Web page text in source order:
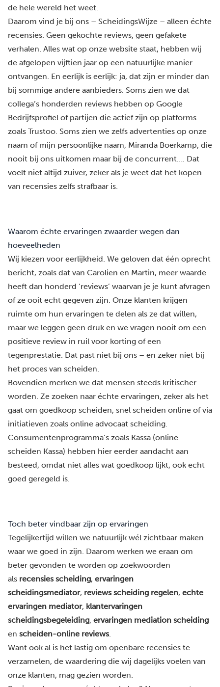
de hele wereld het weet.
Daarom vind je bij ons – ScheidingsWijze – alleen échte
recensies. Geen gekochte reviews, geen gefakete
verhalen. Alles wat op onze website staat, hebben wij
de afgelopen vijftien jaar op een natuurlijke manier
ontvangen. En eerlijk is eerlijk: ja, dat zijn er minder dan
bij sommige andere aanbieders. Soms zien we dat
collega’s honderden reviews hebben op Google
Bedrijfsprofiel of partijen die actief zijn op platforms
zoals Trustoo. Soms zien we zelfs advertenties op onze
naam of mijn persoonlijke naam, Miranda Boerkamp, die
nooit bij ons uitkomen maar bij de concurrent…. Dat
voelt niet altijd zuiver, zeker als je weet dat het kopen
van recensies zelfs strafbaar is.
Waarom échte ervaringen zwaarder wegen dan
hoeveelheden
Wij kiezen voor eerlijkheid. We geloven dat één oprecht
bericht, zoals dat van Carolien en Martin, meer waarde
heeft dan honderd ‘reviews’ waarvan je je kunt afvragen
of ze ooit echt gegeven zijn. Onze klanten krijgen
ruimte om hun ervaringen te delen als ze dat willen,
maar we leggen geen druk en we vragen nooit om een
positieve review in ruil voor korting of een
tegenprestatie. Dat past niet bij ons – en zeker niet bij
het proces van scheiden.
Bovendien merken we dat mensen steeds kritischer
worden. Ze zoeken naar échte ervaringen, zeker als het
gaat om goedkoop scheiden, snel scheiden online of via
initiatieven zoals online advocaat scheiding.
Consumentenprogramma’s zoals Kassa (online
scheiden Kassa) hebben hier eerder aandacht aan
besteed, omdat niet alles wat goedkoop lijkt, ook echt
goed geregeld is.
Toch beter vindbaar zijn op ervaringen
Tegelijkertijd willen we natuurlijk wél zichtbaar maken
waar we goed in zijn. Daarom werken we eraan om
beter gevonden te worden op zoekwoorden
als recensies scheiding, ervaringen
scheidingsmediator, reviews scheiding regelen, echte
ervaringen mediator, klantervaringen
scheidingsbegeleiding, ervaringen mediation scheiding
en scheiden-online reviews.
Want ook al is het lastig om openbare recensies te
verzamelen, de waardering die wij dagelijks voelen van
onze klanten, mag gezien worden.